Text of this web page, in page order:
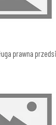
prawna